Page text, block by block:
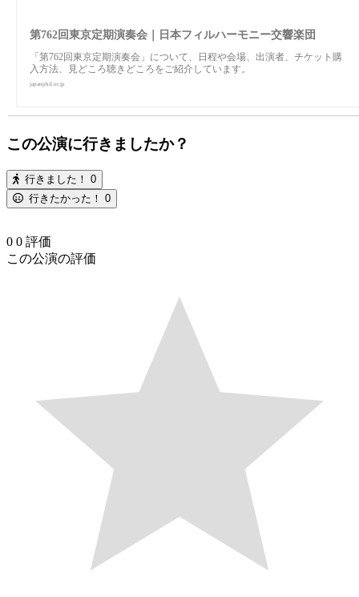
第762回東京定期演奏会｜日本フィルハーモニー交響楽団
「第762回東京定期演奏会」について、日程や会場、出演者、チケット購
入方法、見どころ聴きどころをご紹介しています。
japanphil.or.jp
この公演に行きましたか？
行きました！ 0
行きたかった！ 0
0 0 評価
この公演の評価